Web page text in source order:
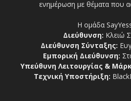
ενημέρωση με θέματα που
Η ομάδα
Διεύθυνση: Κλειώ
Διεύθυνση Σύνταξης:
Εμπορική Διεύθυνση:
Υπεύθυνη Λειτουργίας &
Τεχνική Υποστήριξη: